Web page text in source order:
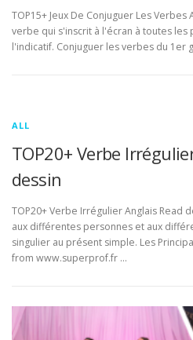
TOP15+ Jeux De Conjuguer Les
verbe qui s'inscrit à l'écran à toutes
l'indicatif. Conjuguer les verbes du 1er
ALL
TOP20+ Verbe
dessin
TOP20+ Verbe Irrégulier Anglais Read
aux différentes personnes et aux
singulier au présent simple. Les
from www.superprof.fr …